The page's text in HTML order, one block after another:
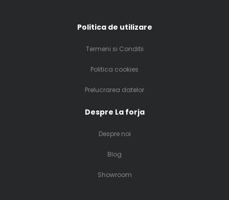
Politica de utilizare
Termeni si Conditii
Politica cookies
Prelucrarea datelor
Despre La forja
Despre noi
Blog
Showroom